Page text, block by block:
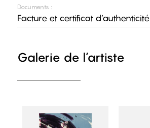
Documents :
Facture et certificat d’authenticité
Galerie de l’artiste